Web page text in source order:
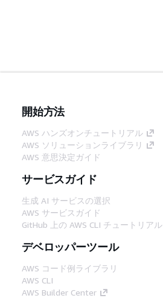
開始方法
AWS ハンズオンチュートリアル
AWS ソリューションライブラリ
AWS 意思決定ガイド
サービスガイド
生成 AI サービスの選択
AWS サービスガイド
GitHub 上の AWS CLI チュートリアル
デベロッパーツール
AWS コード例ライブラリ
AWS CLI
AWS Builder Center